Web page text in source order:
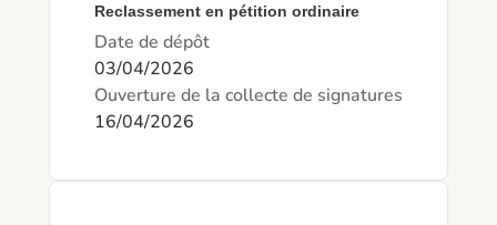
Reclassement en pétition ordinaire
Date de dépôt
03/04/2026
Ouverture de la collecte de signatures
16/04/2026